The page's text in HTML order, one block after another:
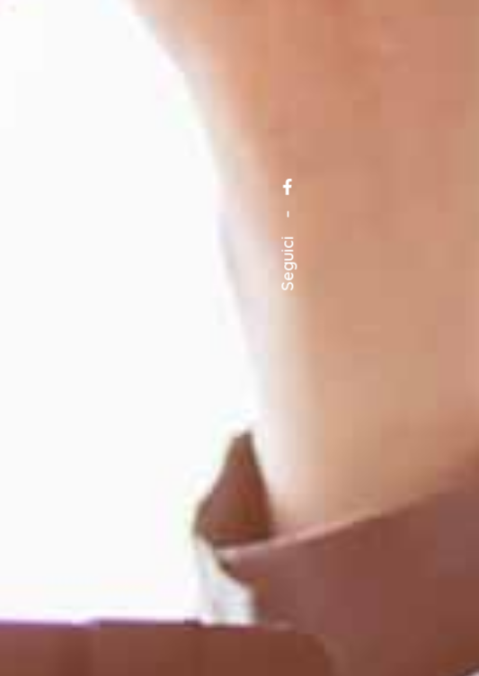
Seguici